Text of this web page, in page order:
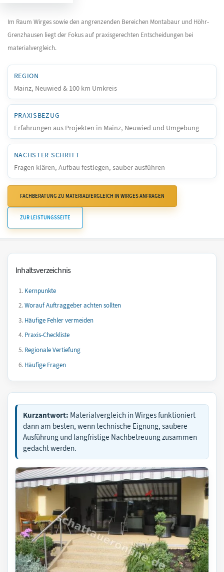
Im Raum Wirges sowie den angrenzenden Bereichen Montabaur und Höhr-
Grenzhausen liegt der Fokus auf praxisgerechten Entscheidungen bei
materialvergleich.
REGION
Mainz, Neuwied & 100 km Umkreis
PRAXISBEZUG
Erfahrungen aus Projekten in Mainz, Neuwied und Umgebung
NÄCHSTER SCHRITT
Fragen klären, Aufbau festlegen, sauber ausführen
FACHBERATUNG ZU MATERIALVERGLEICH IN WIRGES ANFRAGEN
ZUR LEISTUNGSSEITE
Inhaltsverzeichnis
Kernpunkte
Worauf Auftraggeber achten sollten
Häufige Fehler vermeiden
Praxis-Checkliste
Regionale Vertiefung
Häufige Fragen
Kurzantwort: Materialvergleich in Wirges funktioniert
dann am besten, wenn technische Eignung, saubere
Ausführung und langfristige Nachbetreuung zusammen
gedacht werden.